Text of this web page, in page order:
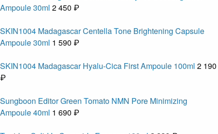
Ampoule 30ml 2 450 ₽
SKIN1004 Madagascar Centella Tone Brightening Capsule
Ampoule 30ml 1 590 ₽
SKIN1004 Madagascar Hyalu-Cica First Ampoule 100ml 2 190
₽
Sungboon Editor Green Tomato NMN Pore Minimizing
Ampoule 40ml 1 690 ₽